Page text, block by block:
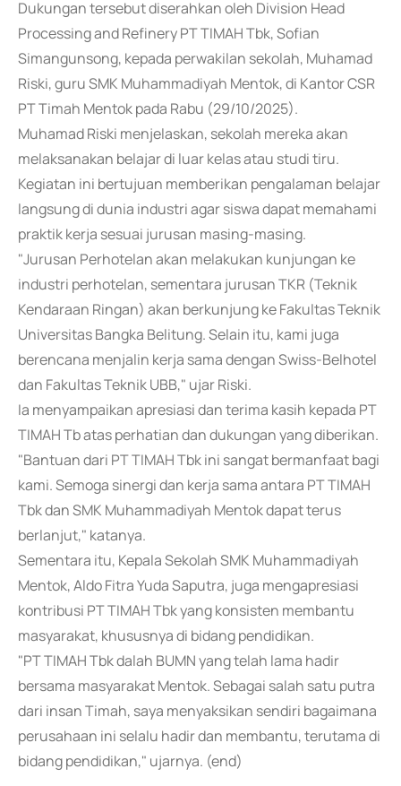
Dukungan tersebut diserahkan oleh Division Head
Processing and Refinery PT TIMAH Tbk, Sofian
Simangunsong, kepada perwakilan sekolah, Muhamad
Riski, guru SMK Muhammadiyah Mentok, di Kantor CSR
PT Timah Mentok pada Rabu (29/10/2025).
Muhamad Riski menjelaskan, sekolah mereka akan
melaksanakan belajar di luar kelas atau studi tiru.
Kegiatan ini bertujuan memberikan pengalaman belajar
langsung di dunia industri agar siswa dapat memahami
praktik kerja sesuai jurusan masing-masing.
"Jurusan Perhotelan akan melakukan kunjungan ke
industri perhotelan, sementara jurusan TKR (Teknik
Kendaraan Ringan) akan berkunjung ke Fakultas Teknik
Universitas Bangka Belitung. Selain itu, kami juga
berencana menjalin kerja sama dengan Swiss-Belhotel
dan Fakultas Teknik UBB," ujar Riski.
Ia menyampaikan apresiasi dan terima kasih kepada PT
TIMAH Tb atas perhatian dan dukungan yang diberikan.
"Bantuan dari PT TIMAH Tbk ini sangat bermanfaat bagi
kami. Semoga sinergi dan kerja sama antara PT TIMAH
Tbk dan SMK Muhammadiyah Mentok dapat terus
berlanjut," katanya.
Sementara itu, Kepala Sekolah SMK Muhammadiyah
Mentok, Aldo Fitra Yuda Saputra, juga mengapresiasi
kontribusi PT TIMAH Tbk yang konsisten membantu
masyarakat, khususnya di bidang pendidikan.
"PT TIMAH Tbk dalah BUMN yang telah lama hadir
bersama masyarakat Mentok. Sebagai salah satu putra
dari insan Timah, saya menyaksikan sendiri bagaimana
perusahaan ini selalu hadir dan membantu, terutama di
bidang pendidikan," ujarnya. (end)